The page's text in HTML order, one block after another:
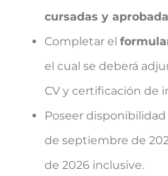
cursadas y
Completar el
el cual se deberá
CV y certificación de
Poseer
de septiembre de
de 2026 inclusive.